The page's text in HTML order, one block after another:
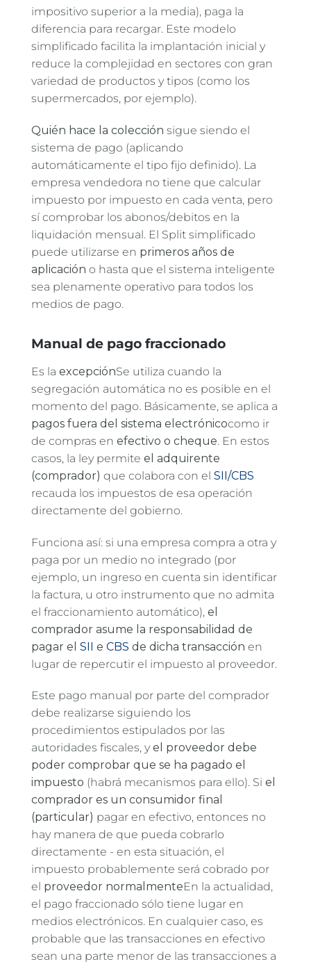
impositivo superior a la media), paga la
diferencia para recargar. Este modelo
simplificado facilita la implantación inicial y
reduce la complejidad en sectores con gran
variedad de productos y tipos (como los
supermercados, por ejemplo).
Quién hace la colección sigue siendo el
sistema de pago (aplicando
automáticamente el tipo fijo definido). La
empresa vendedora no tiene que calcular
impuesto por impuesto en cada venta, pero
sí comprobar los abonos/debitos en la
liquidación mensual. El Split simplificado
puede utilizarse en primeros años de
aplicación o hasta que el sistema inteligente
sea plenamente operativo para todos los
medios de pago.
Manual de pago fraccionado
Es la excepciónSe utiliza cuando la
segregación automática no es posible en el
momento del pago. Básicamente, se aplica a
pagos fuera del sistema electrónicocomo ir
de compras en efectivo o cheque. En estos
casos, la ley permite el adquirente
(comprador) que colabora con el SII/CBS
recauda los impuestos de esa operación
directamente del gobierno.
Funciona así: si una empresa compra a otra y
paga por un medio no integrado (por
ejemplo, un ingreso en cuenta sin identificar
la factura, u otro instrumento que no admita
el fraccionamiento automático), el
comprador asume la responsabilidad de
pagar el SII e CBS de dicha transacción en
lugar de repercutir el impuesto al proveedor.
Este pago manual por parte del comprador
debe realizarse siguiendo los
procedimientos estipulados por las
autoridades fiscales, y el proveedor debe
poder comprobar que se ha pagado el
impuesto (habrá mecanismos para ello). Si el
comprador es un consumidor final
(particular) pagar en efectivo, entonces no
hay manera de que pueda cobrarlo
directamente - en esta situación, el
impuesto probablemente será cobrado por
el proveedor normalmenteEn la actualidad,
el pago fraccionado sólo tiene lugar en
medios electrónicos. En cualquier caso, es
probable que las transacciones en efectivo
sean una parte menor de las transacciones a